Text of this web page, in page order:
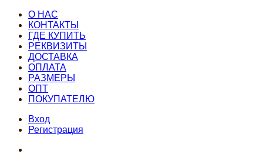
О НАС
КОНТАКТЫ
ГДЕ КУПИТЬ
РЕКВИЗИТЫ
ДОСТАВКА
ОПЛАТА
РАЗМЕРЫ
ОПТ
ПОКУПАТЕЛЮ
Вход
Регистрация